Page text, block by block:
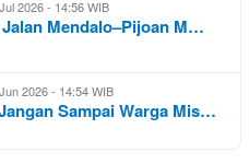
2026 - 14:56 WIB
Mendalo–Pijoan M…
2026 - 14:54 WIB
Sampai Warga Mis…